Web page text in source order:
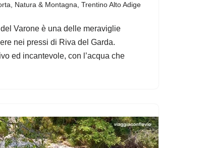
Natura & Montagna Trentino Alto Adige
Varone è una delle meraviglie
nei pressi di Riva del Garda.
ed incantevole, con l’acqua che